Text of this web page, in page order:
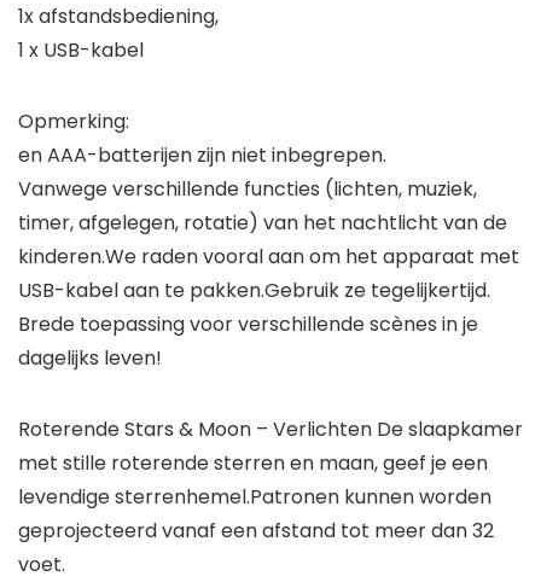
1x afstandsbediening,
1 x USB-kabel
Opmerking:
en AAA-batterijen zijn niet inbegrepen.
Vanwege verschillende functies (lichten, muziek,
timer, afgelegen, rotatie) van het nachtlicht van de
kinderen.We raden vooral aan om het apparaat met
USB-kabel aan te pakken.Gebruik ze tegelijkertijd.
Brede toepassing voor verschillende scènes in je
dagelijks leven!
Roterende Stars & Moon – Verlichten De slaapkamer
met stille roterende sterren en maan, geef je een
levendige sterrenhemel.Patronen kunnen worden
geprojecteerd vanaf een afstand tot meer dan 32
voet.